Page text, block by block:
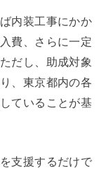
内装工事にかか
費、さらに一定
だし、助成対象
、東京都内の各
ていることが基
支援するだけで